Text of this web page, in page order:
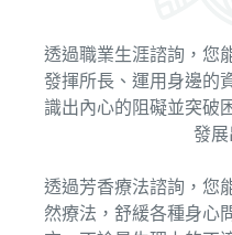
透過職業生涯諮詢，您
發揮所長、運用身邊的
識出內心的阻礙並突破
發展
透過芳香療法諮詢，您
然療法，舒緩各種身心